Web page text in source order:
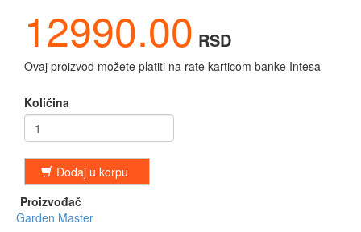
12990.00 RSD
Ovaj proizvod možete platiti na rate karticom banke Intesa
Količina
Dodaj u korpu
Proizvođač
Garden Master